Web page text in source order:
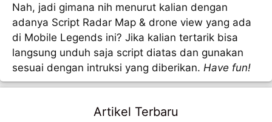
Nah, jadi gimana nih menurut kalian dengan
adanya Script Radar Map & drone view yang ada
di Mobile Legends ini? Jika kalian tertarik bisa
langsung unduh saja script diatas dan gunakan
sesuai dengan intruksi yang diberikan. Have fun!
Artikel Terbaru